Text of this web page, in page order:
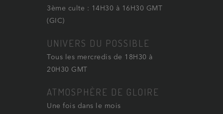
3ème culte : 14H30 à 16H30 GMT
(GIC)
UNIVERS DU POSSIBLE
Tous les mercredis de 18H30 à
20H30 GMT
ATMOSPHÈRE DE GLOIRE
Une fois dans le mois